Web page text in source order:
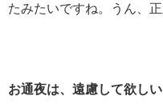
たみたいですね。うん、正
お通夜は、遠慮して欲しい